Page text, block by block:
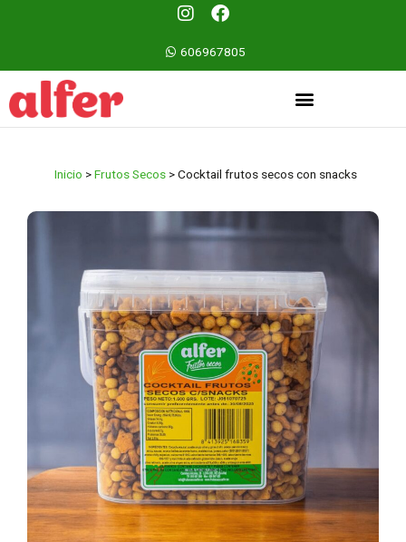
606967805
I
s
t
r
F
c
e
o
Inicio >Frutos Secos >Cocktail frutos secos con snacks